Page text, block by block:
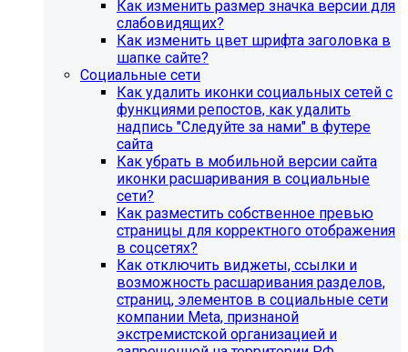
С 1 февраля 2023 года ограничена
поддержка продуктов 1С-Битрикс на
PHP версии ниже 8.0. Рекомендуемая
версия PHP - 8.1 и выше
Как изменить размер значка версии для
слабовидящих?
Как изменить цвет шрифта заголовка в
шапке сайте?
Социальные сети
Как удалить иконки социальных сетей с
функциями репостов, как удалить
надпись "Следуйте за нами" в футере
сайта
Как убрать в мобильной версии сайта
иконки расшаривания в социальные
сети?
Как разместить собственное превью
страницы для корректного отображения
в соцсетях?
Как отключить виджеты, ссылки и
возможность расшаривания разделов,
страниц, элементов в социальные сети
компании Meta, признаной
экстремистской организацией и